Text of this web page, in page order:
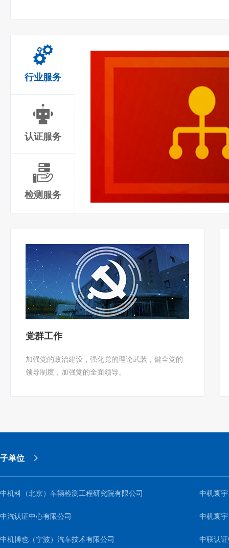
行业服务
认证服务
检测服务
党群工作
加强党的政治建设，强化党的理论武装，健全党的
领导制度，加强党的全面领导。
子单位
中机科（北京）车辆检测工程研究院有限公司 中机寰
中汽认证中心有限公司 中机寰
中机博也（宁波）汽车技术有限公司 中联认